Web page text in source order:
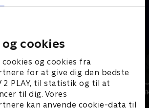
cookies
og cookies fra
for at give dig den bedste
2 PLAY, til statistik og til at
til dig. Vores
kan anvende cookie-data til
Kræver tilkøb
Disney+